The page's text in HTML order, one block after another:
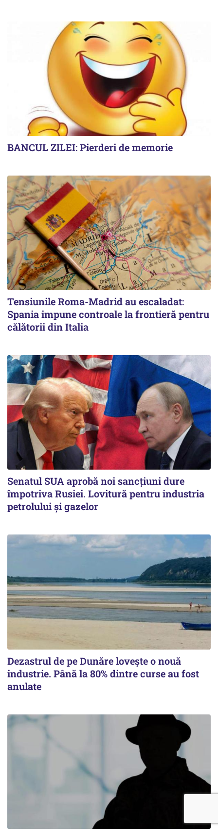
BANCUL ZILEI: Pierderi de memorie
Tensiunile Roma-Madrid au escaladat:
Spania impune controale la frontieră pentru
călătorii din Italia
Senatul SUA aprobă noi sancțiuni dure
împotriva Rusiei. Lovitură pentru industria
petrolului și gazelor
Dezastrul de pe Dunăre lovește o nouă
industrie. Până la 80% dintre curse au fost
anulate